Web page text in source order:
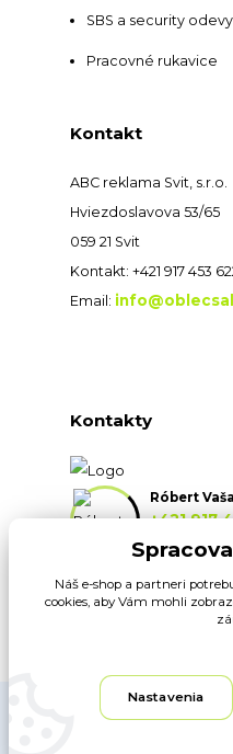
SBS a security odevy
Pracovné rukavice
Kontakt
ABC reklama Svit, s.r.o.
Hviezdoslavova 53/65
059 21 Svit
Kontakt: +421 917 453
Email:
Kontakty
Róbert
+421 917
(Po-Pia,
Obrázky sú ilustračné.
Náš e-shop a partneri
cookies, aby Vám mohli
Nastavenia